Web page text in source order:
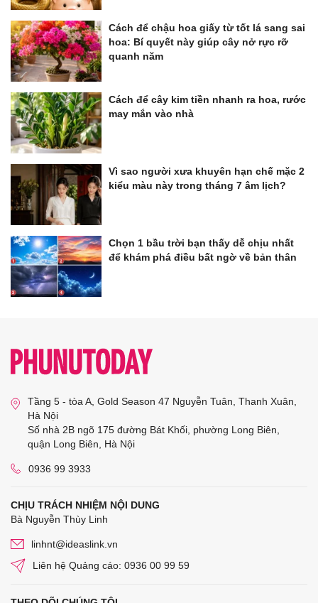
Cách để chậu hoa giấy từ tốt lá sang sai
hoa: Bí quyết này giúp cây nở rực rỡ
quanh năm
Cách để cây kim tiền nhanh ra hoa, rước
may mắn vào nhà
Vì sao người xưa khuyên hạn chế mặc 2
kiểu màu này trong tháng 7 âm lịch?
Chọn 1 bầu trời bạn thấy dễ chịu nhất
để khám phá điều bất ngờ về bản thân
Tầng 5 - tòa A, Gold Season 47 Nguyễn Tuân, Thanh Xuân,
Hà Nội
Số nhà 2B ngõ 175 đường Bát Khối, phường Long Biên,
quận Long Biên, Hà Nội
0936 99 3933
CHỊU TRÁCH NHIỆM NỘI DUNG
Bà Nguyễn Thùy Linh
linhnt@ideaslink.vn
Liên hệ Quảng cáo: 0936 00 99 59